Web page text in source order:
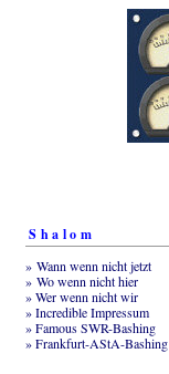
Shalom
» Wann wenn nicht jetzt
» Wo wenn nicht hier
» Wer wenn nicht wir
» Incredible Impressum
» Famous SWR-Bashing
» Frankfurt-AStA-Bashing